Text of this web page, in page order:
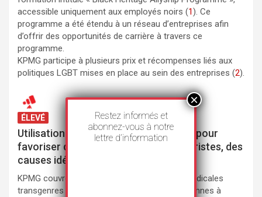
accessible uniquement aux employés noirs (1). Ce
programme a été étendu à un réseau d’entreprises afin
d’offrir des opportunités de carrière à travers ce
programme.
KPMG participe à plusieurs prix et récompenses liés aux
politiques LGBT mises en place au sein des entreprises (2).
ÉLEVÉ
Utilisation des moyens de l'entreprise pour
favoriser des politiques communautaristes, des
causes idéologiques
KPMG couvre les frais liés ‘aux procédures médicales
transgenres pour ses employés et leurs personnes à
Restez informés et
abonnez-vous à notre
lettre d’information